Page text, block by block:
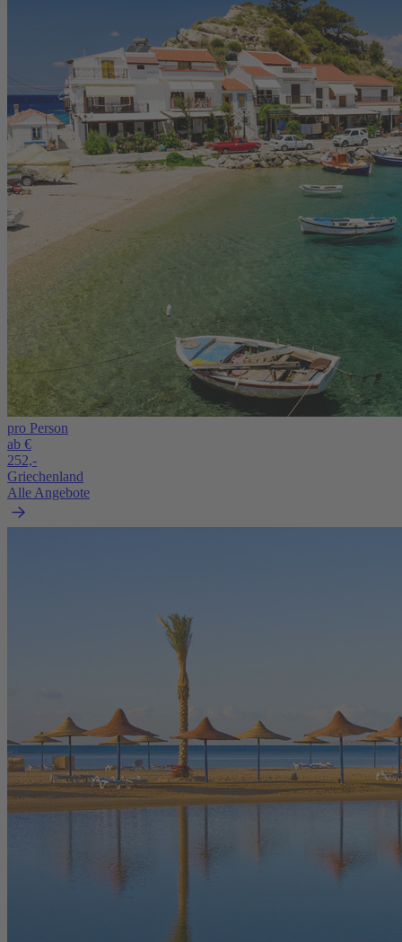
pro Person
ab €
252,-
Griechenland
Alle Angebote